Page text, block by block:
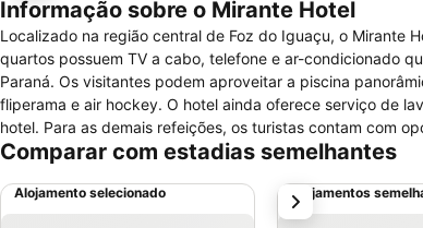
Informação sobre o Mirante Hotel
Localizado na região central de Foz do Iguaçu, o Mirante
quartos possuem TV a cabo, telefone e ar-condicionado
Paraná. Os visitantes podem aproveitar a piscina panorâmica com vista para a cidade, a capela ou até mesmo um salão de jogos com pebolim,
fliperama e air hockey. O hotel ainda oferece serviço de lavanderia, loja de
hotel. Para as demais refeições, os turistas contam com
Bufalo Branco e do Gaúcho, ou o restaurante vegetariano Cheiro Verde. O Mirante Hotel está a menos de cinco minutos de
Comparar com estadias semelhantes
Alojamento selecionado Alojamentos
próximo